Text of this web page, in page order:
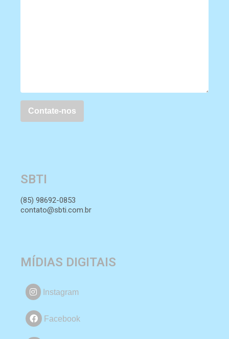
SBTI
(85) 98692-0853
contato@sbti.com.br
MÍDIAS DIGITAIS
Instagram
Facebook